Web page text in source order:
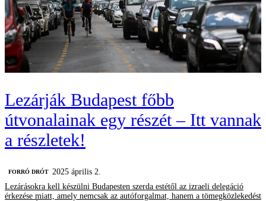
Lezárják Budapest főbb
útvonalainak egy részét – Itt vannak
a részletek!
FORRÓ DRÓT 2025 április 2.
Lezárásokra kell készülni Budapesten szerda estétől az izraeli delegáció
érkezése miatt, amely nemcsak az autóforgalmat, hanem a tömegközlekedést